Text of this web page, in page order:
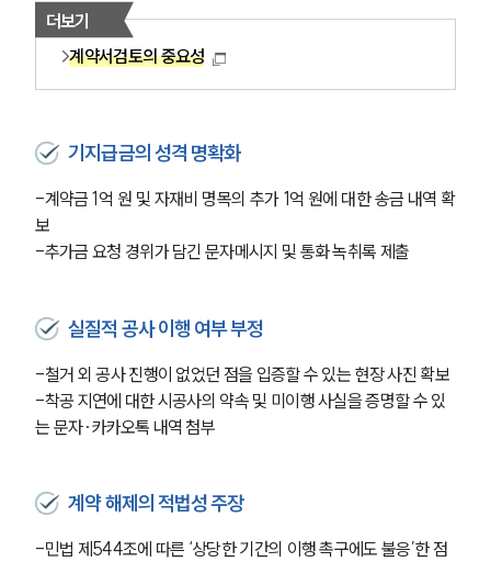
더보기
계약서검토의 중요성
기지급금의 성격 명확화
-계약금 1억 원 및 자재비 명목의 추가 1억 원에 대한 송금 내역 확
보
-추가금 요청 경위가 담긴 문자메시지 및 통화 녹취록 제출
실질적 공사 이행 여부 부정
-철거 외 공사 진행이 없었던 점을 입증할 수 있는 현장 사진 확보
-착공 지연에 대한 시공사의 약속 및 미이행 사실을 증명할 수 있
는 문자·카카오톡 내역 첨부
계약 해제의 적법성 주장
-민법 제544조에 따른 ‘상당한 기간의 이행 촉구에도 불응’한 점